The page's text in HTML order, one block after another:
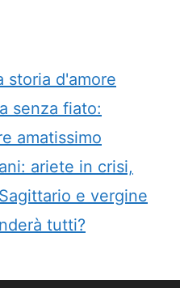
storia d'amore
senza fiato:
amatissimo
ariete in crisi,
e vergine
tutti?